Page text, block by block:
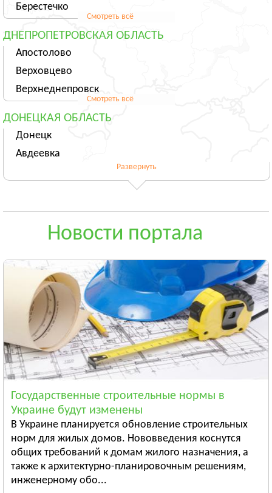
Берестечко
Смотреть всё
ДНЕПРОПЕТРОВСКАЯ ОБЛАСТЬ
Апостолово
Верховцево
Верхнеднепровск
Смотреть всё
ДОНЕЦКАЯ ОБЛАСТЬ
Донецк
Авдеевка
Смотреть всё
Андрушёвка
Смотреть всё
ЗАКАРПАТСКАЯ ОБЛАСТЬ
Ужгород
Чоп
Берегово
Смотреть всё
ЗАПОРОЖСКАЯ ОБЛАСТЬ
Запорожье
Энергодар
Бердянск
Смотреть всё
ИВАНО-ФРАНКОВСКАЯ ОБЛАСТЬ
Ивано-Франковск
Болехов
Развернуть
Новости портала
Государственные строительные нормы в
Украине будут изменены
В Украине планируется обновление строительных
норм для жилых домов. Нововведения коснутся
общих требований к домам жилого назначения, а
также к архитектурно-планировочным решениям,
инженерному обо...